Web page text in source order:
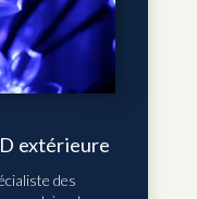
extérieure
des